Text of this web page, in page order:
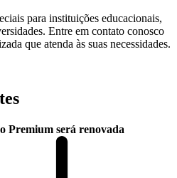
para instituições educacionais,
Entre em contato conosco
que atenda às suas necessidades.
Premium será renovada